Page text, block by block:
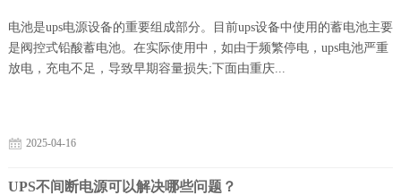
电池是ups电源设备的重要组成部分。目前ups设备中使用的蓄电池主要
是阀控式铅酸蓄电池。在实际使用中，如由于频繁停电，ups电池严重
放电，充电不足，导致早期容量损失;下面由重庆...
2025-04-16
UPS不间断电源可以解决哪些问题？